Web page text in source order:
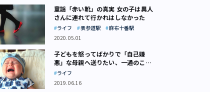
童謡「赤い靴」の真実 女の子は異人
さんに連れて行かれはしなかった
ライフ 表参道駅
麻布十番駅
2020.05.01
子どもを怒ってばかりで「自己嫌
悪」な母親へ送りたい、一通のここ
ろの処方箋
ライフ
2019.06.16